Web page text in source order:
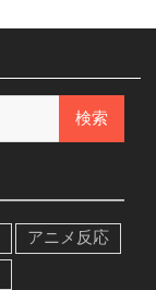
アニメ反応